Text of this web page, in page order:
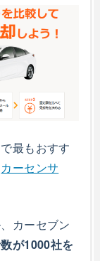
最もおすす
カーセンサ
カーセブン
が1000社を